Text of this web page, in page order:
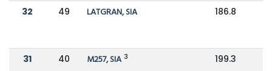
32 49 LATGRAN, SIA 186.8
31 40 M257, SIA 3 199.3